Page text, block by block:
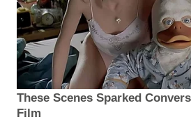
These Scenes Sparked
Film